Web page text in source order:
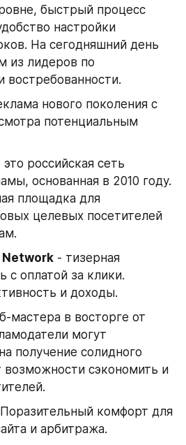
быстрый процесс
настройки
На сегодняшний день
из лидеров по
востребованности.
нового поколения с
потенциальным
это российская сеть
основанная в 2010 году.
площадка для
целевых посетителей
Network - тизерная
с оплатой за клики.
и доходы.
мастера в восторге от
могут
получение солидного
возможности сэкономить и
Поразительный комфорт для
и арбитража.